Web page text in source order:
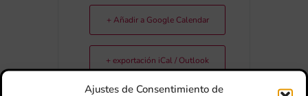
Ajustes de Consentimiento de
+ Añadir a Google Calendar
+ exportación iCal / Outlook